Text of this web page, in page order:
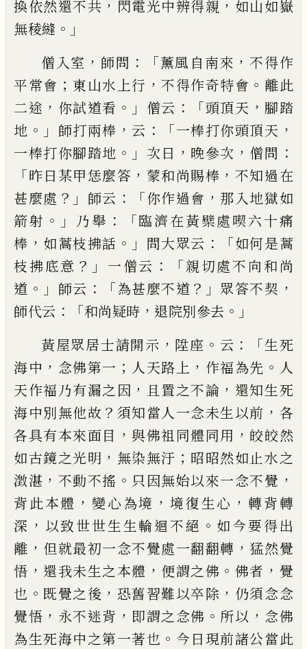
換依然還不共 ， 閃電光中辨得親 ， 如山如嶽
無稜縫 。」
僧入室 ， 師問 ：「薰風自南來 ，不得作
平常會 ； 東山水上行 ，不得作奇特會 。 離此
二途 ， 你試道看 。」 僧云 ：「頭頂天 ， 腳踏
地 。」 師打兩棒 ， 云 ：「一棒打你頭頂天 ，
一棒打你腳踏地 。」 次日 ， 晚參次 ， 僧問 ：
「昨日某甲恁麼答 ， 蒙和尚賜棒 ， 不知過在
甚麼處 ？」 師云 ：「你作過會 ， 那入地獄如
箭射 。」 乃舉 ：「臨濟在黃檗處喫六十痛
棒 ， 如蒿枝拂話 。」 問大眾云 ：「如何是蒿
枝拂底意 ？」 一僧云 ：「親切處不向和 尚
道 。」 師云 ：「為甚麼不道 ？」 眾答不契 ，
師代云 ：「和尚疑時 ， 退院別參去 。」
黃屋眾居士請開示 ， 陞座 。 云 ：「生死
海中 ， 念佛第一 ； 人天路上 ， 作福為先 。 人
天作福乃有漏之因 ， 且置之不論 ， 還知生死
海中別無他故 ？ 須知當人一念未生以前 ， 各
各具有本來面目 ，與佛祖同體同用 ， 皎皎然
如古鏡之光明 ， 無染無汙 ； 昭昭然如止水之
澂湛 ， 不動不搖 。 只因無始以來一念不覺 ，
背此本體 ， 變心為境 ， 境復生心 ， 轉背轉
深 ， 以致世世生生輪迴不絕 。 如今要得出
離 ， 但就最初一念不覺處一翻翻轉 ， 猛然覺
悟 ， 還我未生之本體 ， 便謂之佛 。 佛者 ， 覺
也 。 既覺之後 ， 恐舊習難以卒除 ， 仍須念念
覺悟 ， 永不迷背 ， 即謂之念佛 。 所以 ， 念佛
為生死海中之第一著也 。 今日現前諸公當此